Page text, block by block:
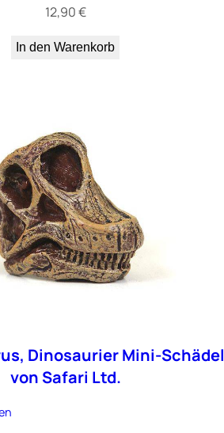
12,90€
In den Warenkorb
Dinosaurier Mini-Schädel
von Safari Ltd.